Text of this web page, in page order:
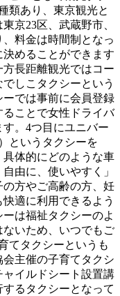
類あり、東京観光と
京23区、武蔵野市、
料金は時間制となっ
めることができます
長距離観光ではコー
しこタクシーという
では事前に会員登録
ことで女性ドライバ
。4つ目にユニバー
というタクシーを
具体的にどのような車
由に、使いやすく」
方やご高齢の方、妊
適に利用できるよう
は福祉タクシーのよ
いため、いつでもご
てタクシーというも
主催の子育てタクシ
イルドシート設置講
るタクシーとなって